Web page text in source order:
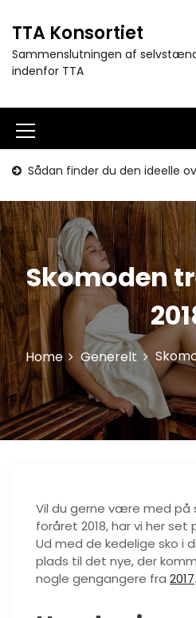
c
n
n
t
TTA Konsortiet
Sammenslutningen af
indenfor TTA
M
e
n
u
I
c
o
n
Sådan finder du den ideelle
Skomoden
Home Generelt
Vil du gerne være med på
foråret 2018, har vi her set
Ud med de kedelige sko i
plads til det nye, der
nogle gengangere fra 2017.